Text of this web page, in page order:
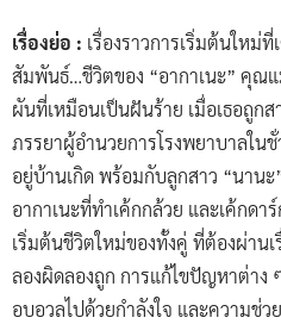
เรื่องย่อ : เรื่องราวการเริ่มต้นใหม่
สัมพันธ์…ชีวิตของ “อากาเนะ” คุณ
ผันที่เหมือนเป็นฝันร้าย เมื่อเธอถูก
ภรรยาผู้อำนวยการโรงพยาบาลใน
อยู่บ้านเกิด พร้อมกับลูกสาว “นาน
อากาเนะที่ทำเค้กกล้วย และเค้กด
เริ่มต้นชีวิตใหม่ของทั้งคู่ ที่ต้องผ่าน
ลองผิดลองถูก การแก้ไขปัญหาต่าง
อบอวลไปด้วยกำลังใจ และความช่